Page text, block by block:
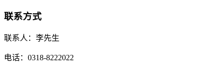
联系方式
联系人：李先生
电话：0318-8222022